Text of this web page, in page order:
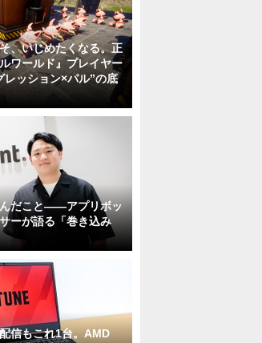
、いじめたくなる。正
ワールド』プレイヤー
レッション×パル”の底
だこと――アプリボッ
ーが語る「巻き込み
信もこれ1台。AMD